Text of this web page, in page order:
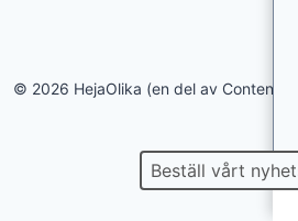
© 2026 HejaOlika (en del av
Beställ vårt